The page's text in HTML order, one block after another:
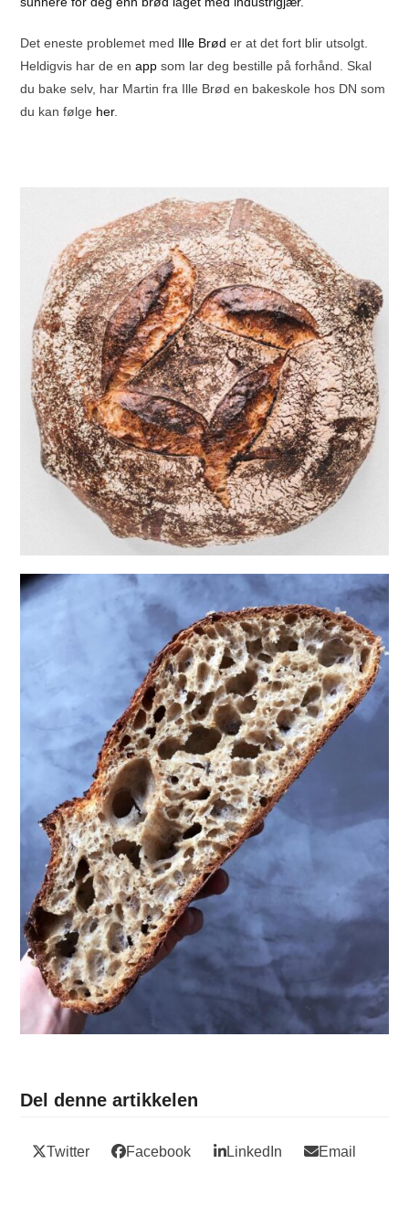
Det eneste problemet med Ille Brød er at det fort blir utsolgt.
Heldigvis har de enapp som lar deg bestille på forhånd. Skal
du bake selv, har Martin fra Ille Brød en bakeskole hos DN som
du kan følge her.
Del denne artikkelen
Twitter Facebook LinkedIn Email